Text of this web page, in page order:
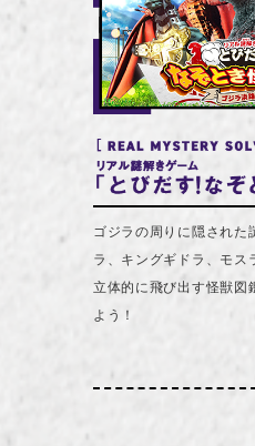
ゴジラの周りに隠された
ラ、キングギドラ、モス
立体的に飛び出す怪獣図
よう！